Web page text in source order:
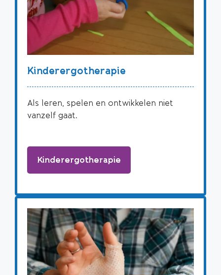
Kinderergotherapie
Als leren, spelen en ontwikkelen niet
vanzelf gaat.
Kinderergotherapie